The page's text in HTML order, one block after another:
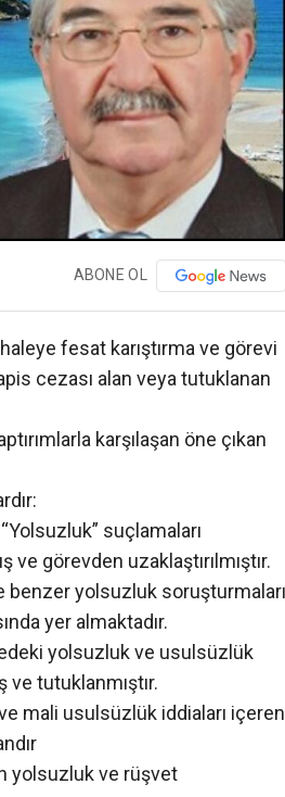
ABONE OL
fesat karıştırma ve görevi
cezası alan veya tutuklanan
karşılaşan öne çıkan
suçlamaları
görevden uzaklaştırılmıştır.
benzer yolsuzluk soruşturmaları
yer almaktadır.
yolsuzluk ve usulsüzlük
ve tutuklanmıştır.
mali usulsüzlük iddiaları içeren
yolsuzluk ve rüşvet